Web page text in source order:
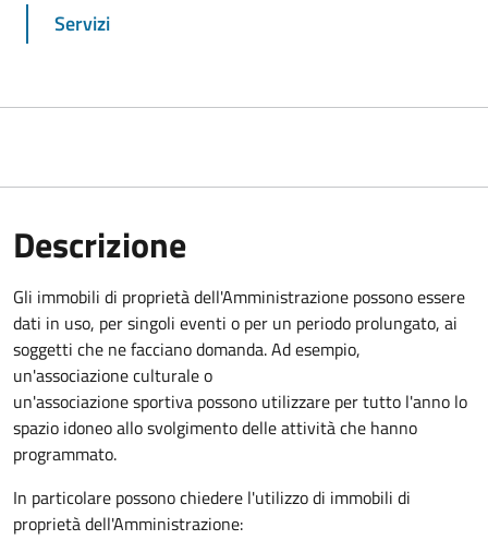
Servizi
Descrizione
Gli immobili di proprietà dell'Amministrazione possono essere
dati in uso, per singoli eventi o per un periodo prolungato, ai
soggetti che ne facciano domanda. Ad esempio,
un'associazione culturale o
un'associazione sportiva possono utilizzare per tutto l'anno lo
spazio idoneo allo svolgimento delle attività che hanno
programmato.
In particolare possono chiedere l'utilizzo di immobili di
proprietà dell'Amministrazione: